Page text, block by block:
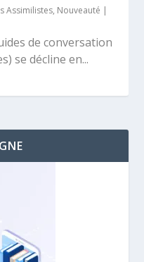
Assimilistes, Nouveauté |
de conversation
se décline en...